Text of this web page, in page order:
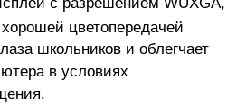
цветопередачей
школьников и облегчает
в условиях